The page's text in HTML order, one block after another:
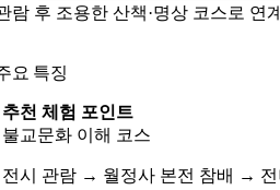
람 후 조용한 산책·명상 코스로 연
요 특징
추천 체험 포인트
불교문화 이해 코스
전시 관람 → 월정사 본전 참배 → 전